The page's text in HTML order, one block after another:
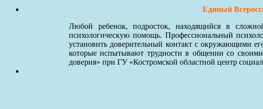
Единый
Любой ребенок, подросток, находящийся в
психологическую помощь. Профессиональный
установить доверительный контакт с окружающими
которые испытывают трудности в общении со
доверия» при ГУ «Костромской областной центр